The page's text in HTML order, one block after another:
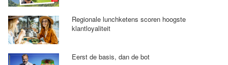
Regionale lunchketens scoren hoogste
klantloyaliteit
Eerst de basis, dan de bot